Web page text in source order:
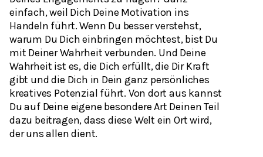
einfach, weil Dich Deine Motivation ins
Handeln führt. Wenn Du besser verstehst,
warum Du Dich einbringen möchtest, bist Du
mit Deiner Wahrheit verbunden. Und Deine
Wahrheit ist es, die Dich erfüllt, die Dir Kraft
gibt und die Dich in Dein ganz persönliches
kreatives Potenzial führt. Von dort aus kannst
Du auf Deine eigene besondere Art Deinen Teil
dazu beitragen, dass diese Welt ein Ort wird,
der uns allen dient.